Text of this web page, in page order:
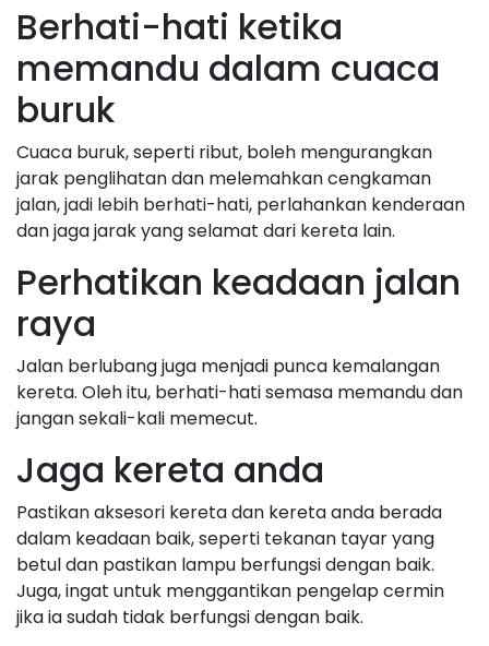
Berhati-hati ketika
memandu dalam cuaca
buruk
Cuaca buruk, seperti ribut, boleh mengurangkan
jarak penglihatan dan melemahkan cengkaman
jalan, jadi lebih berhati-hati, perlahankan kenderaan
dan jaga jarak yang selamat dari kereta lain.
Perhatikan keadaan jalan
raya
Jalan berlubang juga menjadi punca kemalangan
kereta. Oleh itu, berhati-hati semasa memandu dan
jangan sekali-kali memecut.
Jaga kereta anda
Pastikan aksesori kereta dan kereta anda berada
dalam keadaan baik, seperti tekanan tayar yang
betul dan pastikan lampu berfungsi dengan baik.
Juga, ingat untuk menggantikan pengelap cermin
jika ia sudah tidak berfungsi dengan baik.